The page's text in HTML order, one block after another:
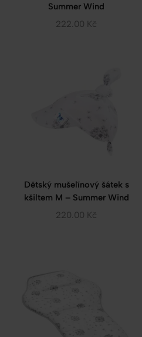
Summer Wind
222.00 Kč
Dětský mušelínový šátek s
kšiltem M – Summer Wind
220.00 Kč